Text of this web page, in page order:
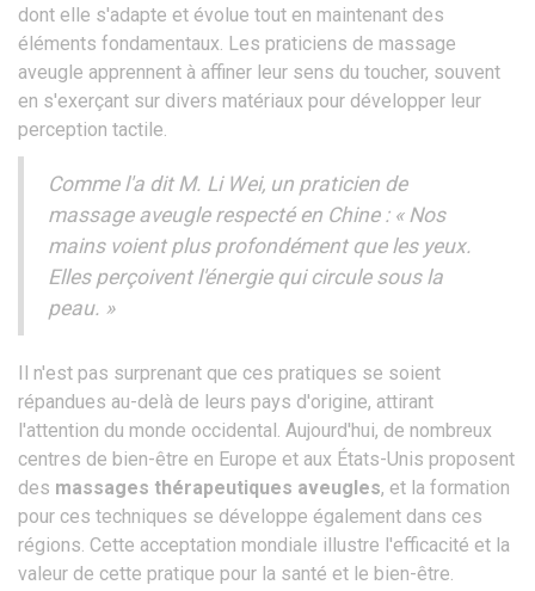
dont elle s'adapte et évolue tout en maintenant des
éléments fondamentaux. Les praticiens de massage
aveugle apprennent à affiner leur sens du toucher, souvent
en s'exerçant sur divers matériaux pour développer leur
perception tactile.
Comme l'a dit M. Li Wei, un praticien de
massage aveugle respecté en Chine : « Nos
mains voient plus profondément que les yeux.
Elles perçoivent l'énergie qui circule sous la
peau. »
Il n'est pas surprenant que ces pratiques se soient
répandues au-delà de leurs pays d'origine, attirant
l'attention du monde occidental. Aujourd'hui, de nombreux
centres de bien-être en Europe et aux États-Unis proposent
des massages thérapeutiques aveugles, et la formation
pour ces techniques se développe également dans ces
régions. Cette acceptation mondiale illustre l'efficacité et la
valeur de cette pratique pour la santé et le bien-être.